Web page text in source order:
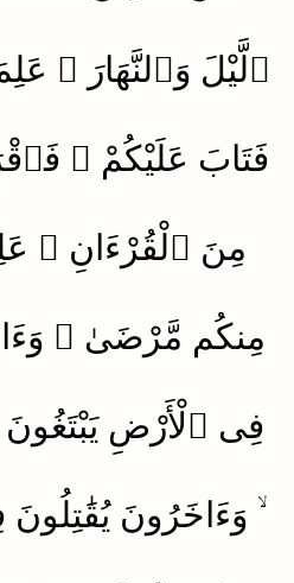
ٱلَّيْلَ وَٱلنَّهَارَ
فَتَابَ عَلَيْكُمْ
مِنَ ٱلْقُرْءَانِ
مِنكُم مَّرْضَىٰ
فِى ٱلْأَرْضِ
وَءَاخَرُونَ